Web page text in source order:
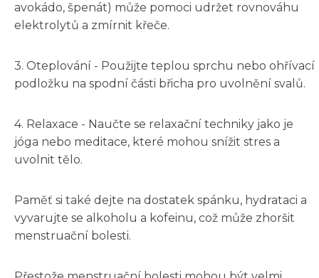
avokádo, špenát) může pomoci udržet rovnováhu
elektrolytů a zmírnit křeče.
3. Oteplování - Použijte teplou sprchu nebo ohřívací
podložku na spodní části břicha pro uvolnění svalů.
4. Relaxace - Naučte se relaxační techniky jako je
jóga nebo meditace, které mohou snížit stres a
uvolnit tělo.
Paměť si také dejte na dostatek spánku, hydrataci a
vyvarujte se alkoholu a kofeinu, což může zhoršit
menstruační bolesti.